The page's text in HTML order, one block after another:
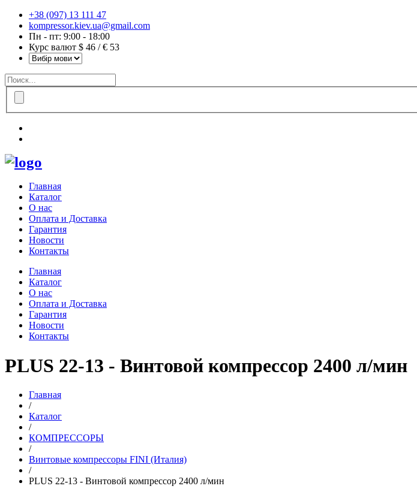
+38 (097) 13 111 47
kompressor.kiev.ua@gmail.com
Пн - пт: 9:00 - 18:00
Курс валют $ 46 / € 53
Главная
Каталог
О нас
Оплата и Доставка
Гарантия
Новости
Контакты
Главная
Каталог
О нас
Оплата и Доставка
Гарантия
Новости
Контакты
PLUS 22-13 - Винтовой компрессор 2400 л/мин
Главная
/
Каталог
/
КОМПРЕССОРЫ
/
Винтовые компрессоры FINI (Италия)
/
PLUS 22-13 - Винтовой компрессор 2400 л/мин